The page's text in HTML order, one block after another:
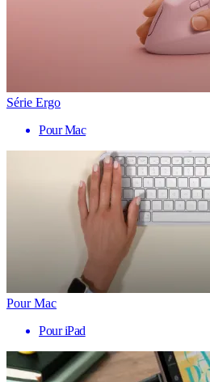
Série Ergo
Pour Mac
Pour Mac
Pour iPad